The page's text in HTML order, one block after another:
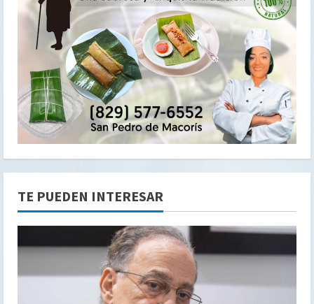
TE PUEDEN INTERESAR